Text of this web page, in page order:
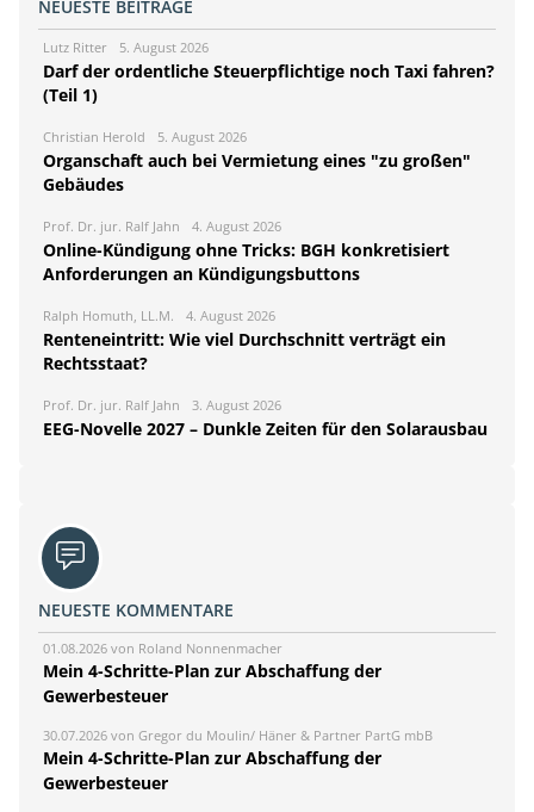
NEUESTE BEITRÄGE
Lutz Ritter 5. August 2026
Darf der ordentliche Steuerpflichtige noch Taxi fahren?
(Teil 1)
Christian Herold 5. August 2026
Organschaft auch bei Vermietung eines "zu großen"
Gebäudes
Prof. Dr. jur. Ralf Jahn 4. August 2026
Online-Kündigung ohne Tricks: BGH konkretisiert
Anforderungen an Kündigungsbuttons
Ralph Homuth, LL.M. 4. August 2026
Renteneintritt: Wie viel Durchschnitt verträgt ein
Rechtsstaat?
Prof. Dr. jur. Ralf Jahn 3. August 2026
EEG-Novelle 2027 – Dunkle Zeiten für den Solarausbau
NEUESTE KOMMENTARE
01.08.2026 von Roland Nonnenmacher
Mein 4-Schritte-Plan zur Abschaffung der
Gewerbesteuer
30.07.2026 von Gregor du Moulin/ Häner & Partner PartG mbB
Mein 4-Schritte-Plan zur Abschaffung der
Gewerbesteuer